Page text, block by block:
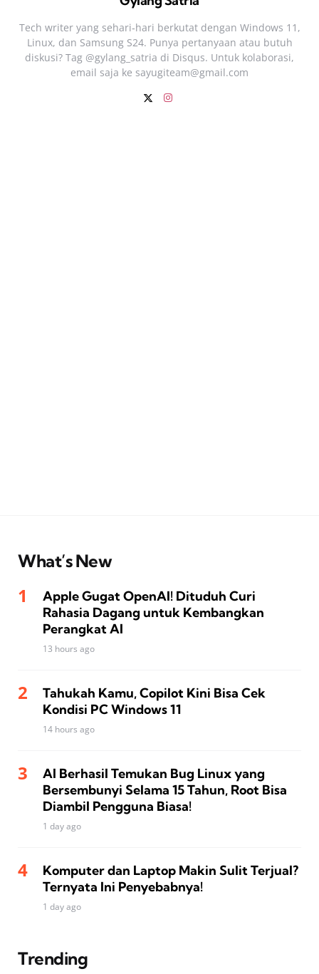
Tech writer yang sehari‑hari berkutat dengan Windows 11,
Linux, dan Samsung S24. Punya pertanyaan atau butuh
diskusi? Tag @gylang_satria di Disqus. Untuk kolaborasi,
email saja ke sayugiteam@gmail.com
What’s New
Apple Gugat OpenAI! Dituduh Curi
Rahasia Dagang untuk Kembangkan
Perangkat AI
13 hours ago
Tahukah Kamu, Copilot Kini Bisa Cek
Kondisi PC Windows 11
14 hours ago
AI Berhasil Temukan Bug Linux yang
Bersembunyi Selama 15 Tahun, Root Bisa
Diambil Pengguna Biasa!
1 day ago
Komputer dan Laptop Makin Sulit Terjual?
Ternyata Ini Penyebabnya!
1 day ago
Trending